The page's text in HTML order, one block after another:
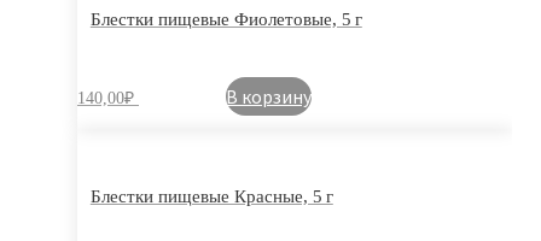
Блестки пищевые Фиолетовые, 5 г
140,00₽ В корзину
Блестки пищевые Красные, 5 г